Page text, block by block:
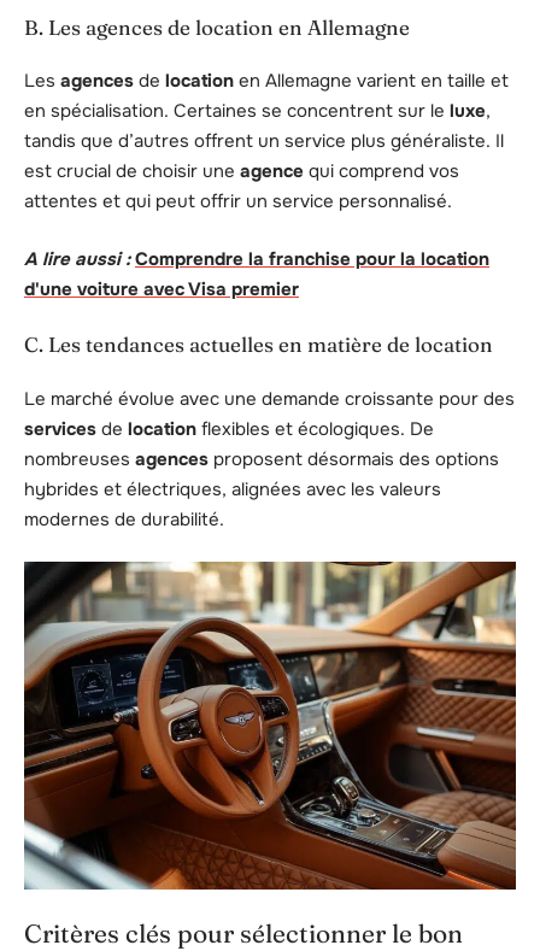
B. Les agences de location en Allemagne
Les agences de location en Allemagne varient en taille et
en spécialisation. Certaines se concentrent sur le luxe,
tandis que d’autres offrent un service plus généraliste. Il
est crucial de choisir une agence qui comprend vos
attentes et qui peut offrir un service personnalisé.
A lire aussi : Comprendre la franchise pour la location
d'une voiture avec Visa premier
C. Les tendances actuelles en matière de location
Le marché évolue avec une demande croissante pour des
services de location flexibles et écologiques. De
nombreuses agences proposent désormais des options
hybrides et électriques, alignées avec les valeurs
modernes de durabilité.
Critères clés pour sélectionner le bon